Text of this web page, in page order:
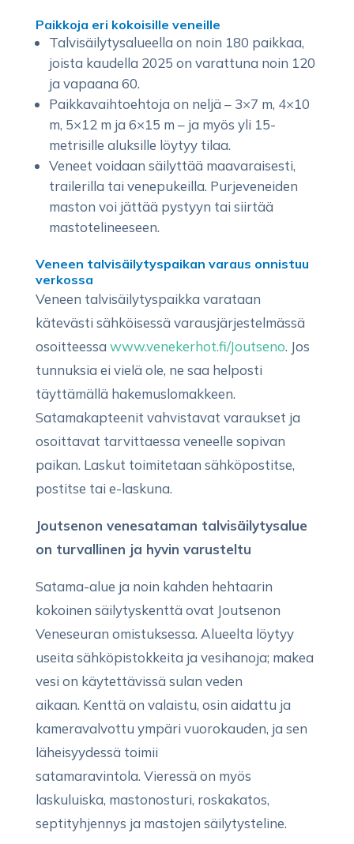
Paikkoja eri kokoisille veneille
Talvisäilytysalueella on noin 180 paikkaa,
joista kaudella 2025 on varattuna noin 120
ja vapaana 60.
Paikkavaihtoehtoja on neljä – 3×7 m, 4×10
m, 5×12 m ja 6×15 m – ja myös yli 15-
metrisille aluksille löytyy tilaa.
Veneet voidaan säilyttää maavaraisesti,
trailerilla tai venepukeilla. Purjeveneiden
maston voi jättää pystyyn tai siirtää
mastotelineeseen.
Veneen talvisäilytyspaikan varaus onnistuu
verkossa
Veneen talvisäilytyspaikka varataan
kätevästi sähköisessä varausjärjestelmässä
osoitteessawww.venekerhot.fi/Joutseno. Jos
tunnuksia ei vielä ole, ne saa helposti
täyttämällä hakemuslomakkeen.
Satamakapteenit vahvistavat varaukset ja
osoittavat tarvittaessa veneelle sopivan
paikan. Laskut toimitetaan sähköpostitse,
postitse tai e-laskuna.
Joutsenon venesataman talvisäilytysalue
on turvallinen ja hyvin varusteltu
Satama-alue ja noin kahden hehtaarin
kokoinen säilytyskenttä ovat Joutsenon
Veneseuran omistuksessa. Alueelta löytyy
useita sähköpistokkeita ja vesihanoja; makea
vesi on käytettävissä sulan veden
aikaan. Kenttä on valaistu, osin aidattu ja
kameravalvottu ympäri vuorokauden, ja sen
läheisyydessä toimii
satamaravintola. Vieressä on myös
laskuluiska, mastonosturi, roskakatos,
septityhjennys ja mastojen säilytysteline.